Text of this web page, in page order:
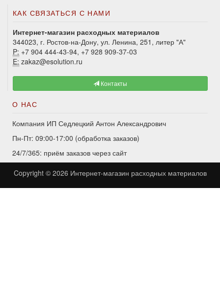
КАК СВЯЗАТЬСЯ С НАМИ
Интернет-магазин расходных материалов
344023, г. Ростов-на-Дону, ул. Ленина, 251, литер "А"
P: +7 904 444-43-94, +7 928 909-37-03
E: zakaz@esolution.ru
Контакты
О НАС
Компания ИП Седлецкий Антон Александрович
Пн-Пт: 09:00-17:00 (обработка заказов)
24/7/365: приём заказов через сайт
Copyright © 2026 Интернет-магазин расходных материалов